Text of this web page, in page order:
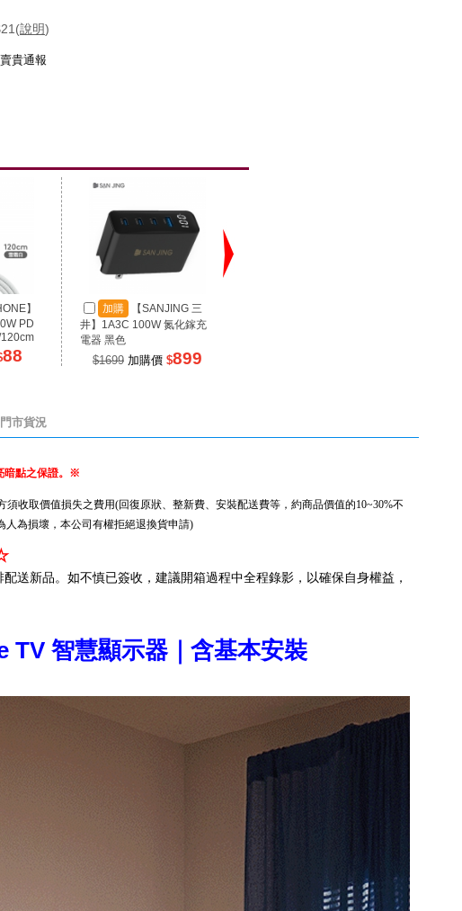
說明)
賣貴通報
】
PD
88
加購
【SANJING 三
井】1A3C 100W 氮化鎵充
電器 黑色
$1699 加購價 $899
門市貨況
暗點之保證。※
收取價值損失之費用(回復原狀、整新費、安裝配送費等，約商品價值的10~30%不
人為損壞，本公司有權拒絕退換貨申請)
送新品。如不慎已簽收，建議開箱過程中全程錄影，以確保自身權益，
TV 智慧顯示器｜含基本安裝